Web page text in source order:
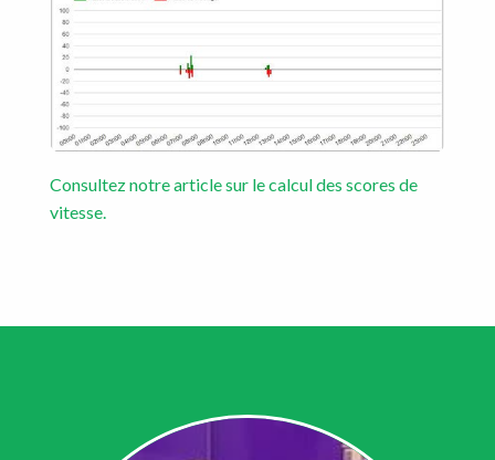
Consultez notre article sur le calcul des scores de
vitesse.